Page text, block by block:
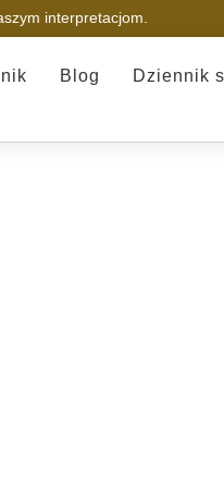
interpretacjom.
Blog Dziennik